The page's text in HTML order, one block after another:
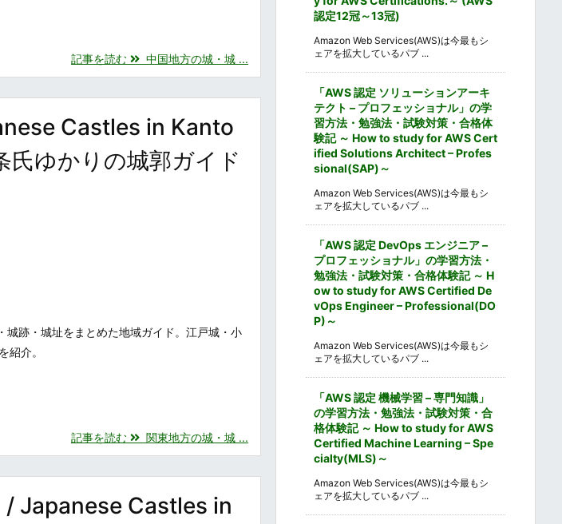
記事を読む 中国地方の城・城 ...
Castles in Kanto
氏ゆかりの城郭ガイド
跡・城址をまとめた地域ガイド。江戸城・小
紹介。
記事を読む 関東地方の城・城 ...
/ Japanese Castles in
認定12冠～13冠)
Amazon Web Services(AWS)は今最もシ
ェアを拡大しているパブ ...
「AWS 認定 ソリューションアーキ
テクト – プロフェッショナル」の学
習方法・勉強法・試験対策・合格体
験記 ～ How to study for AWS Cert
ified Solutions Architect – Profes
sional(SAP)～
Amazon Web Services(AWS)は今最もシ
ェアを拡大しているパブ ...
「AWS 認定 DevOps エンジニア –
プロフェッショナル」の学習方法・
勉強法・試験対策・合格体験記 ～ H
ow to study for AWS Certified De
vOps Engineer – Professional(DO
P)～
Amazon Web Services(AWS)は今最もシ
ェアを拡大しているパブ ...
「AWS 認定 機械学習 – 専門知識」
の学習方法・勉強法・試験対策・合
格体験記 ～ How to study for AWS
Certified Machine Learning – Spe
cialty(MLS)～
Amazon Web Services(AWS)は今最もシ
ェアを拡大しているパブ ...